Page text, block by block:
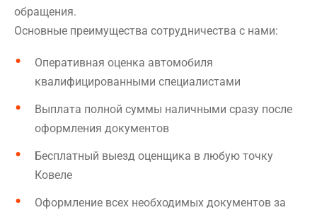
обращения.
Основные преимущества сотрудничества с нами:
Оперативная оценка автомобиля
квалифицированными специалистами
Выплата полной суммы наличными сразу после
оформления документов
Бесплатный выезд оценщика в любую точку
Ковеле
Оформление всех необходимых документов за